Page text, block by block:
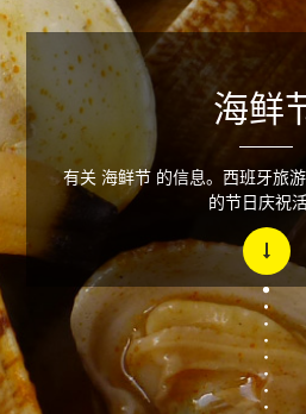
海鲜
有关 海鲜节 的信息。西班牙旅
的节日庆祝